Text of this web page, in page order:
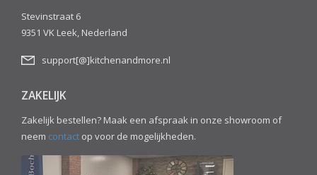
Stevinstraat 6
9351 VK Leek, Nederland
support[@]kitchenandmore.nl
ZAKELIJK
Zakelijk bestellen? Maak een afspraak in onze showroom of
neem contact op voor de mogelijkheden.